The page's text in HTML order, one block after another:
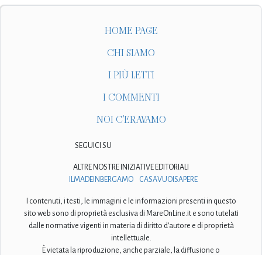
HOME PAGE
CHI SIAMO
I PIÙ LETTI
I COMMENTI
NOI C'ERAVAMO
SEGUICI SU
ALTRE NOSTRE INIZIATIVE EDITORIALI
ILMADEINBERGAMO
CASAVUOISAPERE
I contenuti, i testi, le immagini e le informazioni presenti in questo
sito web sono di proprietà esclusiva di MareOnLine.it e sono tutelati
dalle normative vigenti in materia di diritto d'autore e di proprietà
intellettuale.
È vietata la riproduzione, anche parziale, la diffusione o